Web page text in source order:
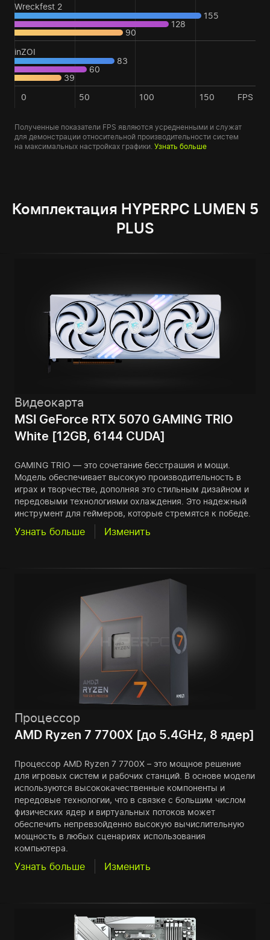
Wreckfest 2
155
128
90
inZOI
83
60
39
0
50 100 150 FPS
Полученные показатели FPS являются усредненными и служат
для демонстрации относительной производительности систем
на максимальных настройках графики. Узнать больше
Комплектация HYPERPC LUMEN 5
PLUS
Видеокарта
MSI GeForce RTX 5070 GAMING TRIO
White [12GB, 6144 CUDA]
GAMING TRIO — это сочетание бесстрашия и мощи.
Модель обеспечивает высокую производительность в
играх и творчестве, дополняя это стильным дизайном и
передовыми технологиями охлаждения. Это надежный
инструмент для геймеров, которые стремятся к победе.
Узнать больше Изменить
Процессор
AMD Ryzen 7 7700X [до 5.4GHz, 8 ядер]
Процессор AMD Ryzen 7 7700X – это мощное решение
для игровых систем и рабочих станций. В основе модели
используются высококачественные компоненты и
передовые технологии, что в связке с большим числом
физических ядер и виртуальных потоков может
обеспечить непревзойденно высокую вычислительную
мощность в любых сценариях использования
компьютера.
Узнать больше Изменить